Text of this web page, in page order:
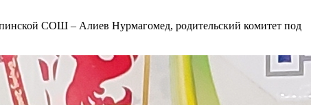
СОШ – Алиев Нурмагомед, родительский комитет под